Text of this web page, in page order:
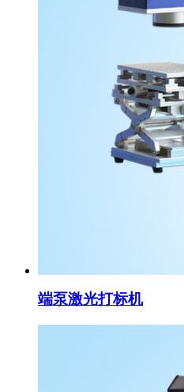
端泵激光打标机